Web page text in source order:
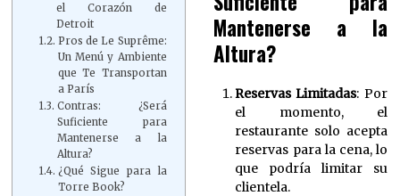
el Corazón de
Detroit
Pros de Le Suprême:
Un Menú y Ambiente
que Te Transportan
a París
Contras: ¿Será
Suficiente para
Mantenerse a la
Altura?
¿Qué Sigue para la
Torre Book?
Mantenerse a la
Altura?
Reservas Limitadas: Por
el momento, el
restaurante solo acepta
reservas para la cena, lo
que podría limitar su
clientela.